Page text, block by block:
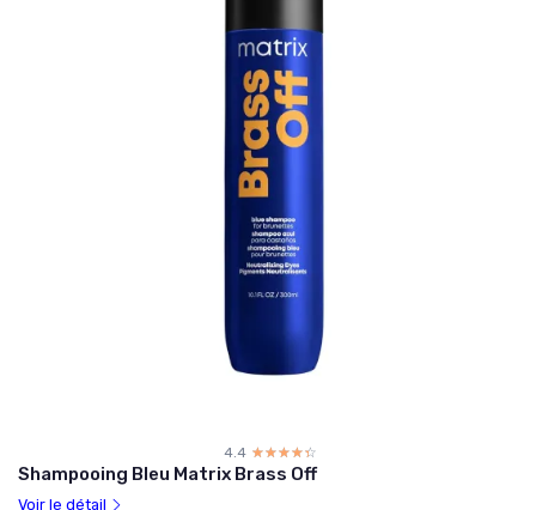
4.4 ☆☆☆☆☆
★★★★★
Shampooing Bleu Matrix Brass Off
Voir le détail